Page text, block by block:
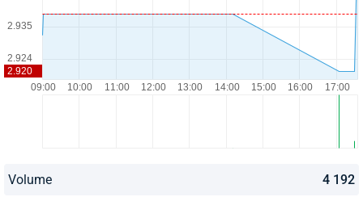
Volume 4 192